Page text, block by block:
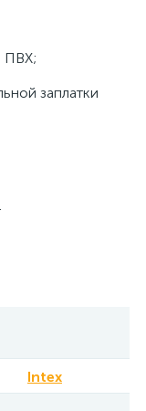
ПВХ;
заплатки
Intex